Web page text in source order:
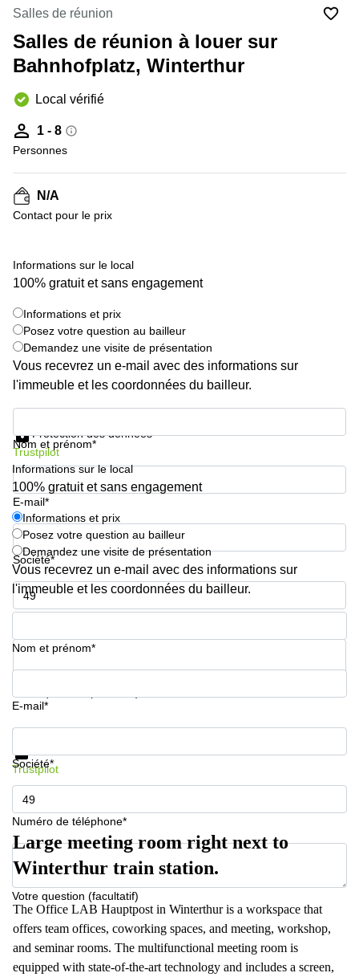
Coworking
Genève
Coworking
Lausanne
Basel
Coworking
Coworking
Coworking
Nyon
Versoix
Coworking
Meyrin
Salle
réunion
Salles
de
réunion
Genève
Salle de
réunion
Lausanne
Business
center
Lausanne
Rue de
la Cité
1
Genève
Place
de la
12
Genève
Rue de la
Corraterie
5 Genève
Bamba
1-3
Genève
Rue de
Lausanne
69
Genève
Avenue
Genève
Quai
de l’Ile
13
Genève
Suisse
8A
Etoy
Esplanade
Rouge 4
Lancy
de
Meyrin
267
Chemin
de la
Drance 2
Martigny
Route
Crassier
7 Nyon
Z. A.
La
Pièce
1
Rolle
Salles de réunion
Salles de réunion à louer sur
Bahnhofplatz, Winterthur
Local vérifié
1 - 8
Personnes
N/A
Contact pour le prix
Informations sur le local
100% gratuit et sans engagement
Informations et prix
Posez votre question au bailleur
Demandez une visite de présentation
Vous recevrez un e-mail avec des informations sur
l'immeuble et les coordonnées du bailleur.
Nom et prénom*
E-mail*
Société*
Numéro de téléphone*
Protection des données
Trustpilot
Informations sur le local
100% gratuit et sans engagement
Informations et prix
Posez votre question au bailleur
Demandez une visite de présentation
Vous recevrez un e-mail avec des informations sur
l'immeuble et les coordonnées du bailleur.
Nom et prénom*
E-mail*
Société*
Numéro de téléphone*
Votre question (facultatif)
Informations et prix
Trustpilot
Large meeting room right next to
Winterthur train station.
The Office LAB Hauptpost in Winterthur is a workspace that
offers team offices, coworking spaces, and meeting, workshop,
and seminar rooms. The multifunctional meeting room is
equipped with state-of-the-art technology and includes a screen,